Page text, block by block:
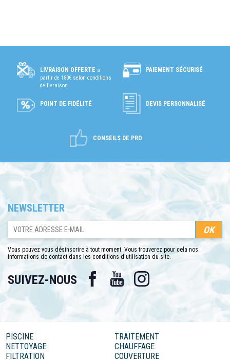
LIVRAISON OFFERTE à
partir de 180€ selon conditions
de livraison
PAIEMENT SÉCURISÉ
POINT DE FIDÉLITÉ DEVIS PERSONNALISÉ
CONSEILS DE PRO
NEWSLETTER
Vous pouvez vous désinscrire à tout moment. Vous trouverez pour cela nos
informations de contact dans les conditions d'utilisation du site.
SUIVEZ-NOUS Facebook YouTube Instagram
PISCINE
TRAITEMENT
NETTOYAGE
CHAUFFAGE
FILTRATION
COUVERTURE